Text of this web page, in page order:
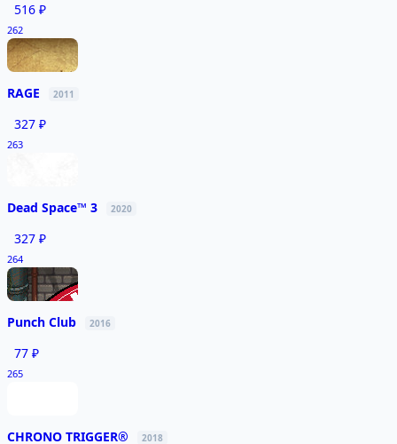
516 ₽
262
RAGE 2011
327 ₽
263
Dead Space™ 3 2020
327 ₽
264
Punch Club 2016
77 ₽
265
CHRONO TRIGGER® 2018